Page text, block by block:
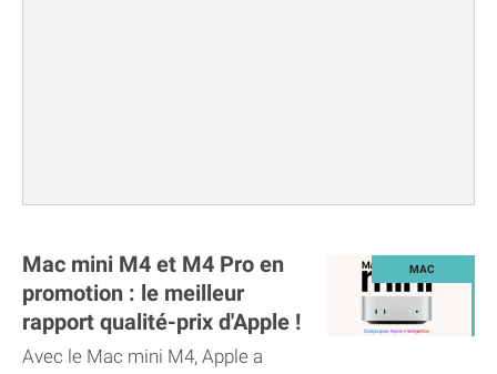
Mac mini M4 et M4 Pro en
promotion : le meilleur
rapport qualité-prix d'Apple !
Avec le Mac mini M4, Apple a